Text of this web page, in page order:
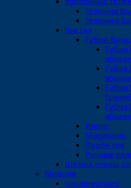
Тележка
Тележки
Чистка
Губки
Губка
Губка
Губка
Губка
Инокс
Мираклин
ПурАктив
Ручные
Щетки, сгоны,
Мерида
Uncategorized